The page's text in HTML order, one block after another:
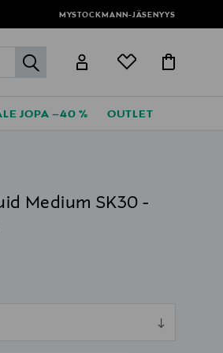
MYSTOCKMANN-JÄSENYYS
label.header.go
JOPA –40 % OUTLET
Medium SK30 -